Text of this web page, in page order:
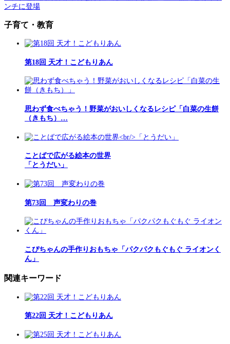
ンチに登場
子育て・教育
第18回 天才！こどもりあん
思わず食べちゃう！野菜がおいしくなるレシピ「白菜の生餅
（きもち）…
ことばで広がる絵本の世界
「とうだい」
第73回 声変わりの巻
こぴちゃんの手作りおもちゃ「パクパクもぐもぐ ライオンく
ん」
関連キーワード
第22回 天才！こどもりあん